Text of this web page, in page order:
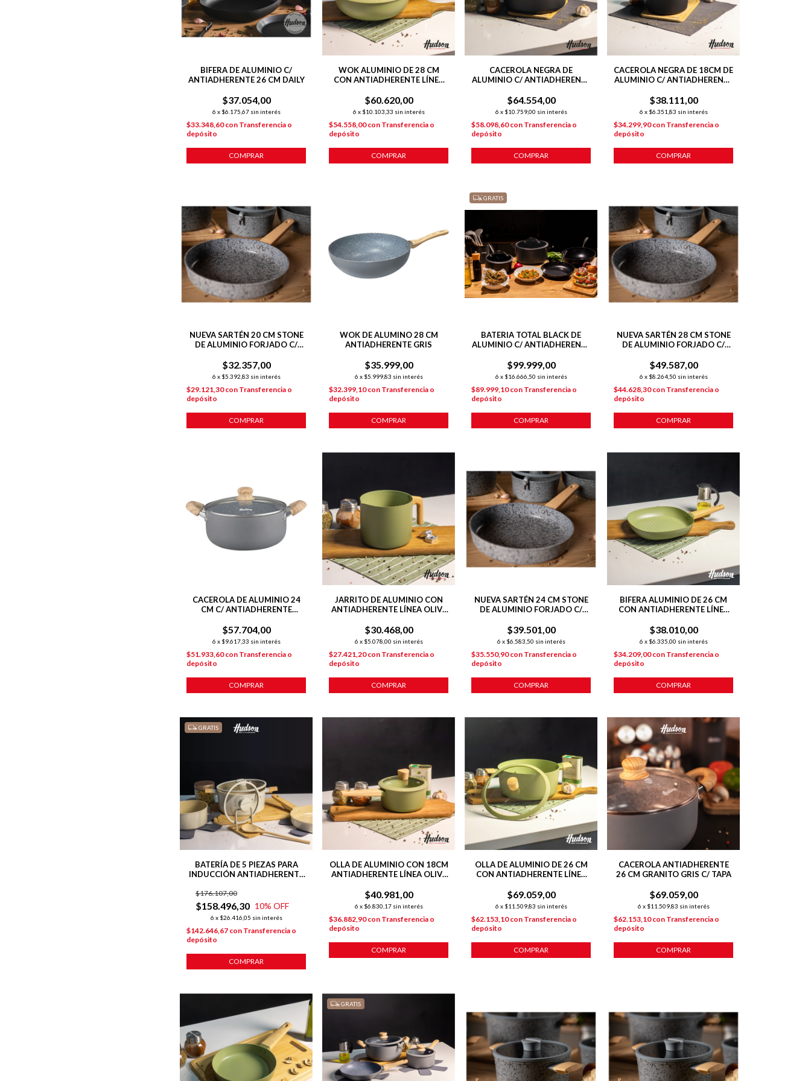
BIFERA DE ALUMINIO C/
ANTIADHERENTE 26 CM DAILY
$37.054,00
6 x $6.175,67 sin interés
$33.348,60con Transferencia o
depósito
COMPRAR
WOK ALUMINIO DE 28 CM
CON ANTIADHERENTE LÍNEA
$60.620,00
6 x $10.103,33 sin interés
$54.558,00con Transferencia o
depósito
COMPRAR
CACEROLA NEGRA DE
ALUMINIO C/ ANTIADHERENTE
$64.554,00
6 x $10.759,00 sin interés
$58.098,60con Transferencia o
depósito
COMPRAR
CACEROLA NEGRA DE 18CM DE
ALUMINIO C/ ANTIADHERENTE
$38.111,00
6 x $6.351,83 sin interés
$34.299,90con Transferencia o
depósito
COMPRAR
NUEVA SARTÉN 20 CM STONE
DE ALUMINIO FORJADO C/
INDUCCIÓN
$32.357,00
6 x $5.392,83 sin interés
$29.121,30con Transferencia o
depósito
COMPRAR
WOK DE ALUMINO 28 CM
ANTIADHERENTE GRIS
$35.999,00
6 x $5.999,83 sin interés
$32.399,10con Transferencia o
depósito
COMPRAR
GRATIS
BATERIA TOTAL BLACK DE
ALUMINIO C/ ANTIADHERENTE
$99.999,00
6 x $16.666,50 sin interés
$89.999,10con Transferencia o
depósito
COMPRAR
NUEVA SARTÉN 28 CM STONE
DE ALUMINIO FORJADO C/
INDUCCIÓN
$49.587,00
6 x $8.264,50 sin interés
$44.628,30con Transferencia o
depósito
COMPRAR
CACEROLA DE ALUMINIO 24
CM C/ ANTIADHERENTE
$57.704,00
6 x $9.617,33 sin interés
$51.933,60con Transferencia o
depósito
COMPRAR
JARRITO DE ALUMINIO CON
ANTIADHERENTE LÍNEA OLIVE
$30.468,00
6 x $5.078,00 sin interés
$27.421,20con Transferencia o
depósito
COMPRAR
NUEVA SARTÉN 24 CM STONE
DE ALUMINIO FORJADO C/
INDUCCIÓN
$39.501,00
6 x $6.583,50 sin interés
$35.550,90con Transferencia o
depósito
COMPRAR
BIFERA ALUMINIO DE 26 CM
CON ANTIADHERENTE LÍNEA
$38.010,00
6 x $6.335,00 sin interés
$34.209,00con Transferencia o
depósito
COMPRAR
GRATIS
BATERÍA DE 5 PIEZAS PARA
INDUCCIÓN ANTIADHERENTE
$158.496,30
$176.107,00
10% OFF
6 x $26.416,05 sin interés
$142.646,67 con Transferencia o
depósito
COMPRAR
OLLA DE ALUMINIO CON 18CM
ANTIADHERENTE LÍNEA OLIVE
$40.981,00
6 x $6.830,17 sin interés
$36.882,90con Transferencia o
depósito
COMPRAR
OLLA DE ALUMINIO DE 26 CM
CON ANTIADHERENTE LÍNEA
$69.059,00
6 x $11.509,83 sin interés
$62.153,10con Transferencia o
depósito
COMPRAR
CACEROLA ANTIADHERENTE
26 CM GRANITO GRIS C/ TAPA
$69.059,00
6 x $11.509,83 sin interés
$62.153,10con Transferencia o
depósito
COMPRAR
GRATIS